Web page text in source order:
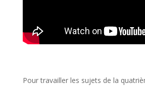
Pour travailler les sujets de la